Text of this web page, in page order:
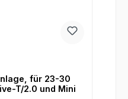
für 23-30
T/2.0 und Mini